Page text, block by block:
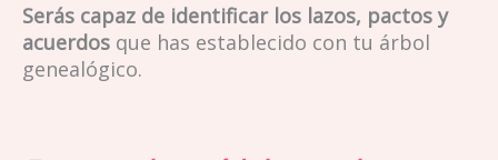
Serás capaz de identificar los lazos, pactos y
acuerdos que has establecido con tu árbol
genealógico.